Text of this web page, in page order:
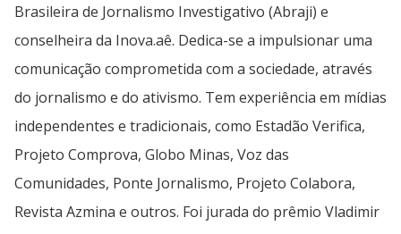
Brasileira de Jornalismo Investigativo (Abraji) e
conselheira da Inova.aê. Dedica-se a impulsionar uma
comunicação comprometida com a sociedade, através
do jornalismo e do ativismo. Tem experiência em mídias
independentes e tradicionais, como Estadão Verifica,
Projeto Comprova, Globo Minas, Voz das
Comunidades, Ponte Jornalismo, Projeto Colabora,
Revista Azmina e outros. Foi jurada do prêmio Vladimir